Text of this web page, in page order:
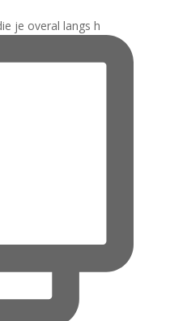
je overal langs h